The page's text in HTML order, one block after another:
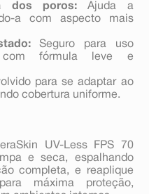
dos poros:Ajuda a
a com aspecto mais
Seguro para uso
com fórmula leve e
para se adaptar ao
cobertura uniforme.
UV-Less FPS 70
e seca, espalhando
completa, e reaplique
máxima proteção,